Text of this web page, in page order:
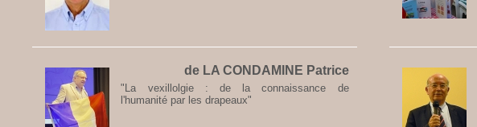
de LA CONDAMINE Patrice
"La vexillolgie : de la connaissance de
l'humanité par les drapeaux"